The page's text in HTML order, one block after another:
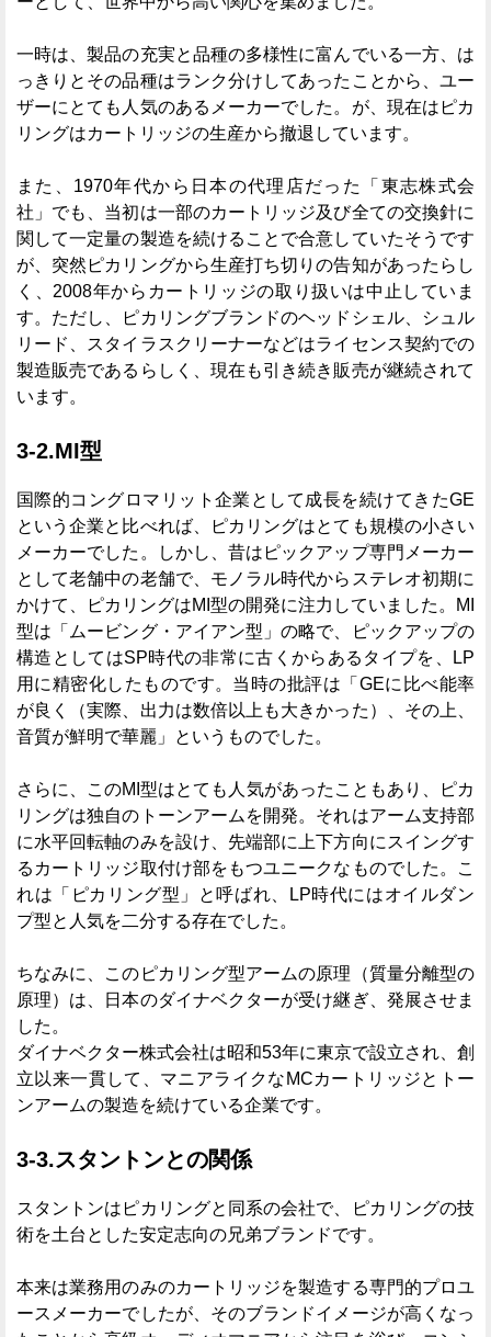
一時は、製品の充実と品種の多様性に富んでいる一方、は
っきりとその品種はランク分けしてあったことから、ユー
ザーにとても人気のあるメーカーでした。が、現在はピカ
リングはカートリッジの生産から撤退しています。
また、1970年代から日本の代理店だった「東志株式会
社」でも、当初は一部のカートリッジ及び全ての交換針に
関して一定量の製造を続けることで合意していたそうです
が、突然ピカリングから生産打ち切りの告知があったらし
く、2008年からカートリッジの取り扱いは中止していま
す。ただし、ピカリングブランドのヘッドシェル、シュル
リード、スタイラスクリーナーなどはライセンス契約での
製造販売であるらしく、現在も引き続き販売が継続されて
います。
3-2.MI型
国際的コングロマリット企業として成長を続けてきたGE
という企業と比べれば、ピカリングはとても規模の小さい
メーカーでした。しかし、昔はピックアップ専門メーカー
として老舗中の老舗で、モノラル時代からステレオ初期に
かけて、ピカリングはMI型の開発に注力していました。MI
型は「ムービング・アイアン型」の略で、ピックアップの
構造としてはSP時代の非常に古くからあるタイプを、LP
用に精密化したものです。当時の批評は「GEに比べ能率
が良く（実際、出力は数倍以上も大きかった）、その上、
音質が鮮明で華麗」というものでした。
さらに、このMI型はとても人気があったこともあり、ピカ
リングは独自のトーンアームを開発。それはアーム支持部
に水平回転軸のみを設け、先端部に上下方向にスイングす
るカートリッジ取付け部をもつユニークなものでした。こ
れは「ピカリング型」と呼ばれ、LP時代にはオイルダン
プ型と人気を二分する存在でした。
ちなみに、このピカリング型アームの原理（質量分離型の
原理）は、日本のダイナベクターが受け継ぎ、発展させま
した。
ダイナベクター株式会社は昭和53年に東京で設立され、創
立以来一貫して、マニアライクなMCカートリッジとトー
ンアームの製造を続けている企業です。
3-3.スタントンとの関係
スタントンはピカリングと同系の会社で、ピカリングの技
術を土台とした安定志向の兄弟ブランドです。
本来は業務用のみのカートリッジを製造する専門的プロユ
ースメーカーでしたが、そのブランドイメージが高くなっ